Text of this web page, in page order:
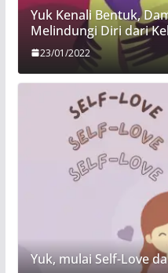
Yuk Kenali Bentuk,
Melindungi Diri dari
23/01/2022
Yuk, mulai Self-Love